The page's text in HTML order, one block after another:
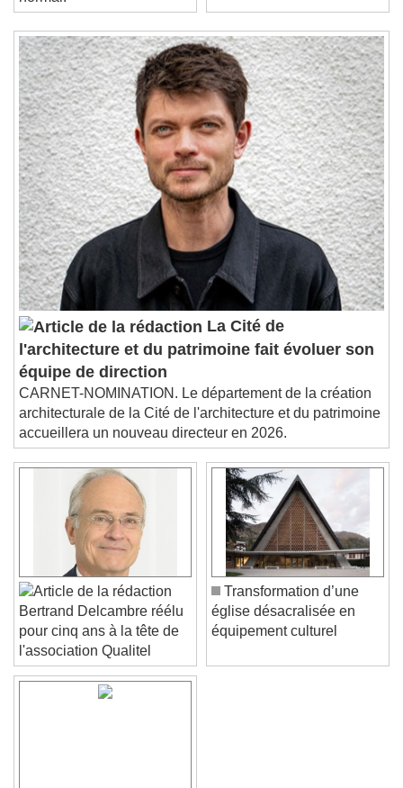
Stream TypeLIVE
Seek to live, currently behind liveLIVE
Remaining Time-0:00
1x
Playback Rate
Chapters
Chapters
Descriptions
descriptions off, selected
Subtitles
subtitles settings, opens subtitles
settings dialog
subtitles off
, selected
Audio Track
Picture-in-Picture
Fullscreen
This is a modal window.
Beginning of dialog window. Escape will cancel
and close the window.
Text
Color
Text Background
Color
Caption Area Background
Color Opacity
Font Size
Text Edge Style
normal.
La Cité de
l'architecture et du patrimoine fait évoluer son
équipe de direction
CARNET-NOMINATION. Le département de la création
architecturale de la Cité de l'architecture et du patrimoine
accueillera un nouveau directeur en 2026.
Bertrand Delcambre réélu
pour cinq ans à la tête de
l'association Qualitel
Transformation d’une
église désacralisée en